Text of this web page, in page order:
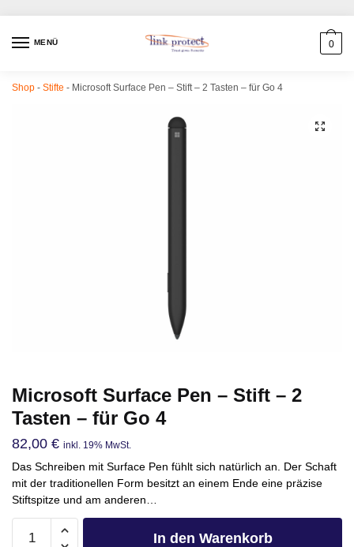
MENÜ 0
Shop - Stifte - Microsoft Surface Pen – Stift – 2 Tasten – für Go 4
Microsoft Surface Pen – Stift – 2
Tasten – für Go 4
82,00 € inkl. 19% MwSt.
Das Schreiben mit Surface Pen fühlt sich natürlich an. Der Schaft
mit der traditionellen Form besitzt an einem Ende eine präzise
Stiftspitze und am anderen…
In den Warenkorb